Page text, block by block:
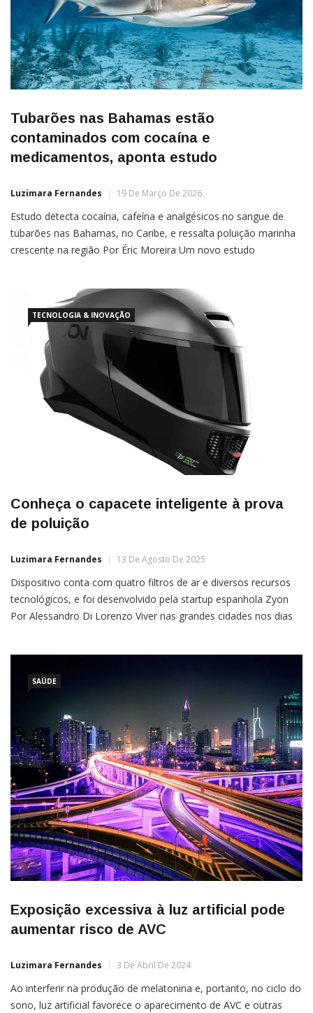
Tubarões nas Bahamas estão
contaminados com cocaína e
medicamentos, aponta estudo
Luzimara Fernandes 19 De Março De 2026
Estudo detecta cocaína, cafeína e analgésicos no sangue de
tubarões nas Bahamas, no Caribe, e ressalta poluição marinha
crescente na região Por Éric Moreira Um novo estudo
TECNOLOGIA & INOVAÇÃO
Conheça o capacete inteligente à prova
de poluição
Luzimara Fernandes 13 De Agosto De 2025
Dispositivo conta com quatro filtros de ar e diversos recursos
tecnológicos, e foi desenvolvido pela startup espanhola Zyon
Por Alessandro Di Lorenzo Viver nas grandes cidades nos dias
SAÚDE
Exposição excessiva à luz artificial pode
aumentar risco de AVC
Luzimara Fernandes 3 De Abril De 2024
Ao interferir na produção de melatonina e, portanto, no ciclo do
sono, luz artificial favorece o aparecimento de AVC e outras